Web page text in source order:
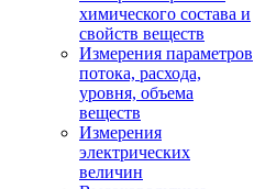
химического состава и
свойств веществ
Измерения параметров
потока, расхода,
уровня, объема
веществ
Измерения
электрических
величин